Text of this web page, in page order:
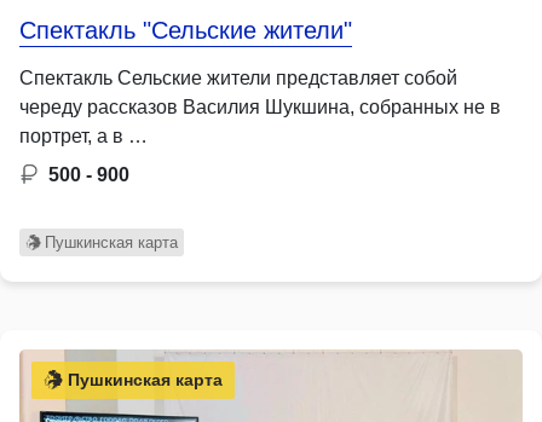
Спектакль "Сельские жители"
Спектакль Сельские жители представляет собой
череду рассказов Василия Шукшина, собранных не в
портрет, а в …
500 - 900
Пушкинская карта
Пушкинская карта